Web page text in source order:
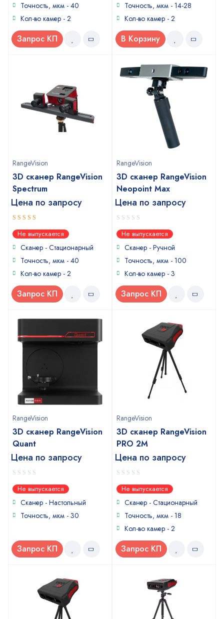
Точность, мкм - 40
Кол-во камер - 2
Запрос КП
Точность, мкм - 14-28
Кол-во камер - 2
В Корзину
RangeVision
3D сканер RangeVision
Spectrum
Цена по запросу
5out of 5
Не выпускается
Сканер - Стационарный
Точность, мкм - 40
Кол-во камер - 2
Запрос КП
RangeVision
3D сканер RangeVision
Neopoint Max
Цена по запросу
0
out
of
Не выпускается
Сканер - Ручной
Точность, мкм - 100
Кол-во камер - 3
Запрос КП
RangeVision
3D сканер RangeVision
Quant
Цена по запросу
0
out
of
Не выпускается
Сканер - Настольный
Точность, мкм - 30
Запрос КП
RangeVision
3D сканер RangeVision
PRO 2M
Цена по запросу
0
out
of
Не выпускается
Сканер - Стационарный
Точность, мкм - 18
Кол-во камер - 2
Запрос КП